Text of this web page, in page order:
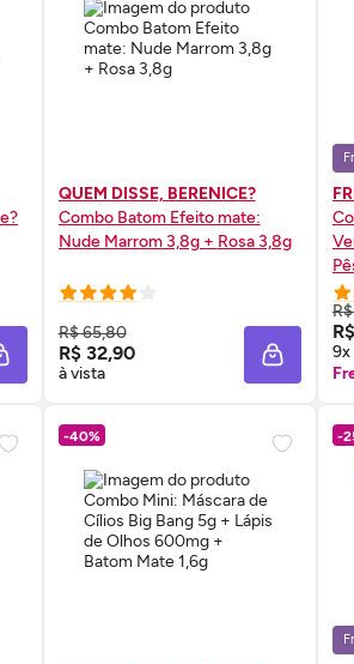
ADICIONAR À SACOLA
QUEM DISSE, BERENICE?
Combo Batom Efeito mate:
Nude Marrom 3,8g + Rosa 3,8g
R$ 65,80
R$ 32,90
à vista
COMPRE AGORA ❯
9x
-40% -